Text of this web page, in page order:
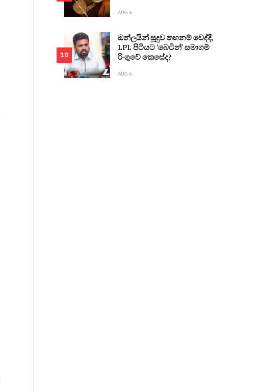
AUG 6
10
ඔන්ලයින් සූදුව තහනම් වෙද්දී,
LPL පිටියට ‘බෙටින්’ සමාගම්
රිංගුවේ කෙසේද?
AUG 6